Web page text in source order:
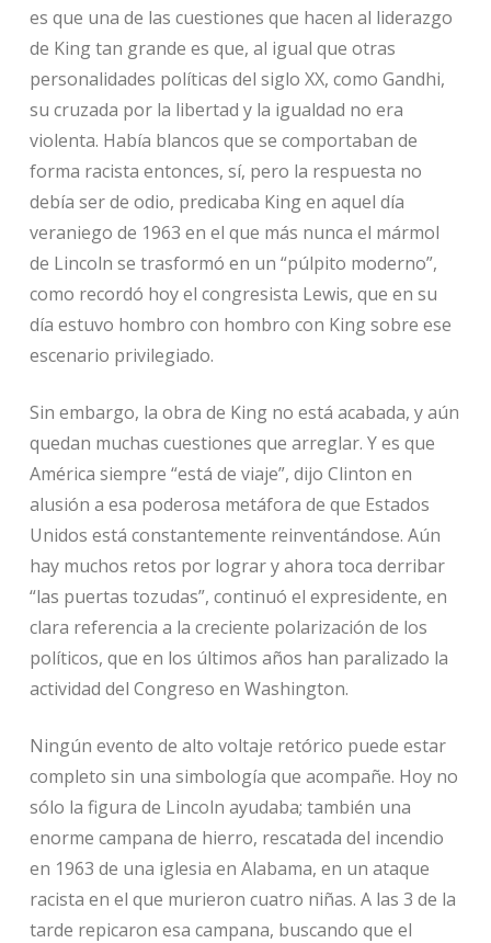
es que una de las cuestiones que hacen al liderazgo
de King tan grande es que, al igual que otras
personalidades políticas del siglo XX, como Gandhi,
su cruzada por la libertad y la igualdad no era
violenta. Había blancos que se comportaban de
forma racista entonces, sí, pero la respuesta no
debía ser de odio, predicaba King en aquel día
veraniego de 1963 en el que más nunca el mármol
de Lincoln se trasformó en un “púlpito moderno”,
como recordó hoy el congresista Lewis, que en su
día estuvo hombro con hombro con King sobre ese
escenario privilegiado.
Sin embargo, la obra de King no está acabada, y aún
quedan muchas cuestiones que arreglar. Y es que
América siempre “está de viaje”, dijo Clinton en
alusión a esa poderosa metáfora de que Estados
Unidos está constantemente reinventándose. Aún
hay muchos retos por lograr y ahora toca derribar
“las puertas tozudas”, continuó el expresidente, en
clara referencia a la creciente polarización de los
políticos, que en los últimos años han paralizado la
actividad del Congreso en Washington.
Ningún evento de alto voltaje retórico puede estar
completo sin una simbología que acompañe. Hoy no
sólo la figura de Lincoln ayudaba; también una
enorme campana de hierro, rescatada del incendio
en 1963 de una iglesia en Alabama, en un ataque
racista en el que murieron cuatro niñas. A las 3 de la
tarde repicaron esa campana, buscando que el